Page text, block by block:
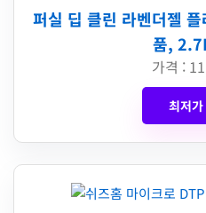
퍼실 딥 클린 라벤더젤
품,
가격 :
최저